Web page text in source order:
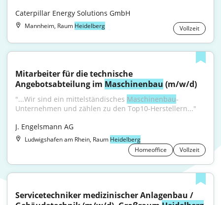
Caterpillar Energy Solutions GmbH
Mannheim, Raum Heidelberg Vollzeit
Mitarbeiter für die technische
Angebotsabteilung im Maschinenbau (m/w/d)
"...Wir sind ein mittelständisches Maschinenbau-
Unternehmen und zählen zu den Top10-Herstellern..."
J. Engelsmann AG
Ludwigshafen am Rhein, Raum Heidelberg
Homeoffice
Vollzeit
Servicetechniker medizinischer Anlagenbau /